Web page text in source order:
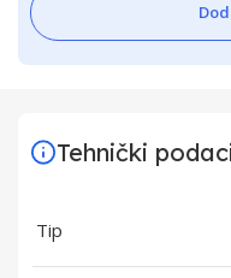
Tehnički
Tip